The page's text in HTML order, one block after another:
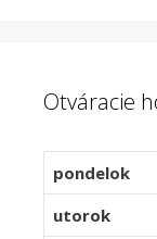
Otváracie
pondelok
utorok